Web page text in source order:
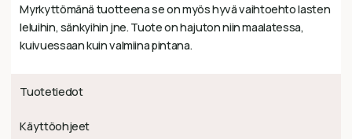
Myrkyttömänä tuotteena se on myös hyvä vaihtoehto lasten
leluihin, sänkyihin jne. Tuote on hajuton niin maalatessa,
kuivuessaan kuin valmiina pintana.
Tuotetiedot
Käyttöohjeet